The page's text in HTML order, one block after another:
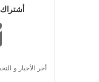
أشتراك
أخر الأخبار و